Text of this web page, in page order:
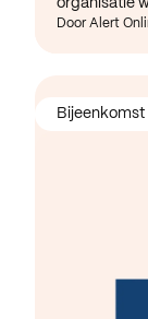
organisatie
Door Alert
Bijeenkomst